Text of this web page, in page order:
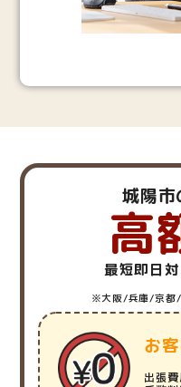
城陽市
高
最短即日
※大阪/兵庫/京都/
お
出張